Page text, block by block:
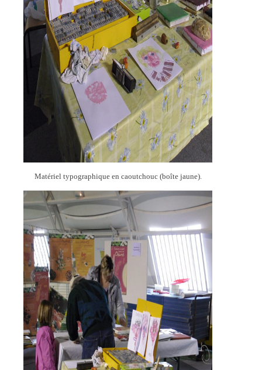
Matériel typographique en caoutchouc (boîte jaune).